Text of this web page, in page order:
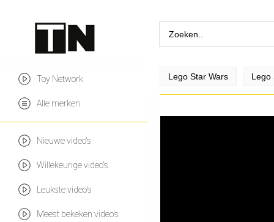
Toy Network
Alle merken
Nieuwe video's
Willekeurige video's
Leukste video's
Meest bekeken video's
Lego Star Wars Lego